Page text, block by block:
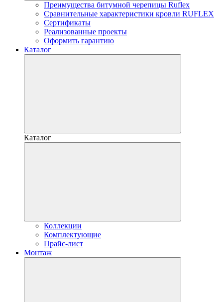
Преимущества битумной черепицы Ruflex
Сравнительные характеристики кровли RUFLEX
Сертификаты
Реализованные проекты
Оформить гарантию
Каталог
Каталог
Коллекции
Комплектующие
Прайс-лист
Монтаж